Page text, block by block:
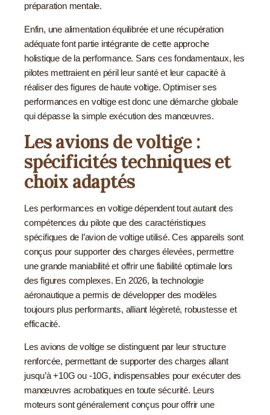
préparation mentale.
Enfin, une alimentation équilibrée et une récupération
adéquate font partie intégrante de cette approche
holistique de la performance. Sans ces fondamentaux, les
pilotes mettraient en péril leur santé et leur capacité à
réaliser des figures de haute voltige. Optimiser ses
performances en voltige est donc une démarche globale
qui dépasse la simple exécution des manœuvres.
Les avions de voltige :
spécificités techniques et
choix adaptés
Les performances en voltige dépendent tout autant des
compétences du pilote que des caractéristiques
spécifiques de l’avion de voltige utilisé. Ces appareils sont
conçus pour supporter des charges élevées, permettre
une grande maniabilité et offrir une fiabilité optimale lors
des figures complexes. En 2026, la technologie
aéronautique a permis de développer des modèles
toujours plus performants, alliant légèreté, robustesse et
efficacité.
Les avions de voltige se distinguent par leur structure
renforcée, permettant de supporter des charges allant
jusqu’à +10G ou -10G, indispensables pour exécuter des
manœuvres acrobatiques en toute sécurité. Leurs
moteurs sont généralement conçus pour offrir une